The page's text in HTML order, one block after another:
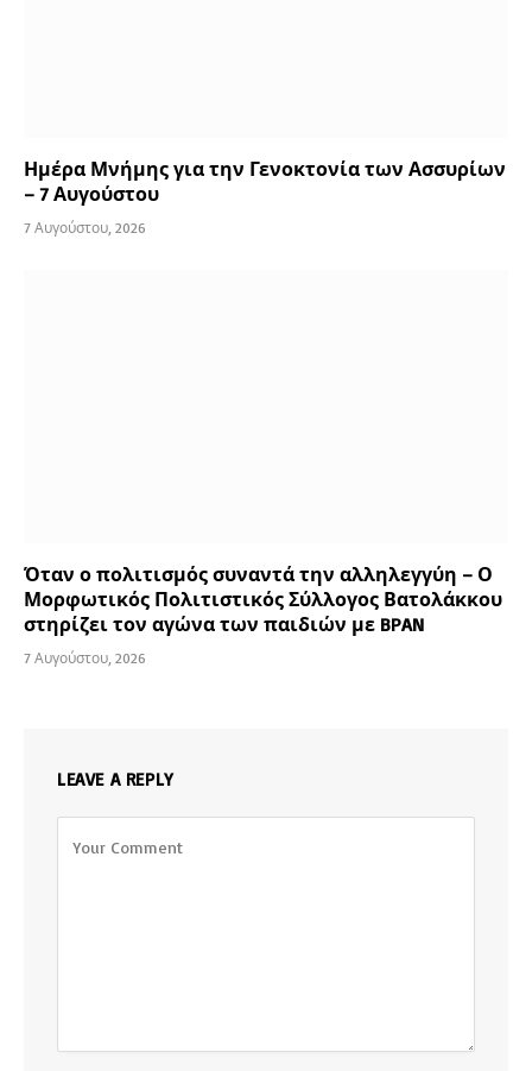
Ημέρα Μνήμης για την Γενοκτονία των Ασσυρίων
– 7 Αυγούστου
7 Αυγούστου, 2026
Όταν ο πολιτισμός συναντά την αλληλεγγύη – Ο
Μορφωτικός Πολιτιστικός Σύλλογος Βατολάκκου
στηρίζει τον αγώνα των παιδιών με BPAN
7 Αυγούστου, 2026
LEAVE A REPLY